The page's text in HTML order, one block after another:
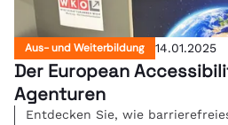
Aus- und Weiterbildung 14.01.2025
Der European
Agenturen
Entdecken Sie, wie